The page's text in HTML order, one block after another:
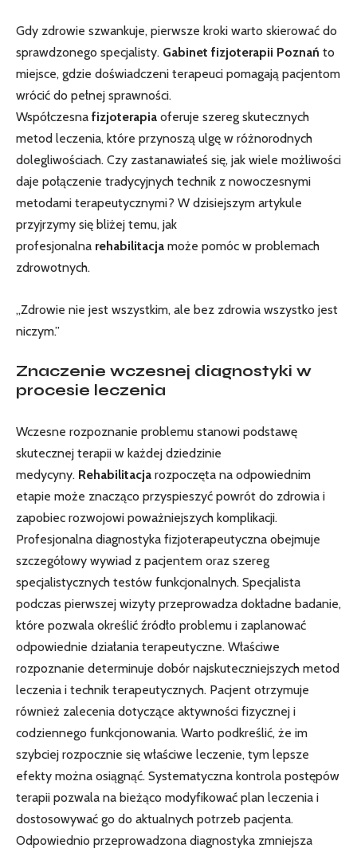
Gdy zdrowie szwankuje, pierwsze kroki warto skierować do
sprawdzonego specjalisty. Gabinet fizjoterapii Poznań to
miejsce, gdzie doświadczeni terapeuci pomagają pacjentom
wrócić do pełnej sprawności.
Współczesna fizjoterapia oferuje szereg skutecznych
metod leczenia, które przynoszą ulgę w różnorodnych
dolegliwościach. Czy zastanawiałeś się, jak wiele możliwości
daje połączenie tradycyjnych technik z nowoczesnymi
metodami terapeutycznymi? W dzisiejszym artykule
przyjrzymy się bliżej temu, jak
profesjonalna rehabilitacja może pomóc w problemach
zdrowotnych.
„Zdrowie nie jest wszystkim, ale bez zdrowia wszystko jest
niczym.”
Znaczenie wczesnej diagnostyki w
procesie leczenia
Wczesne rozpoznanie problemu stanowi podstawę
skutecznej terapii w każdej dziedzinie
medycyny. Rehabilitacja rozpoczęta na odpowiednim
etapie może znacząco przyspieszyć powrót do zdrowia i
zapobiec rozwojowi poważniejszych komplikacji.
Profesjonalna diagnostyka fizjoterapeutyczna obejmuje
szczegółowy wywiad z pacjentem oraz szereg
specjalistycznych testów funkcjonalnych. Specjalista
podczas pierwszej wizyty przeprowadza dokładne badanie,
które pozwala określić źródło problemu i zaplanować
odpowiednie działania terapeutyczne. Właściwe
rozpoznanie determinuje dobór najskuteczniejszych metod
leczenia i technik terapeutycznych. Pacjent otrzymuje
również zalecenia dotyczące aktywności fizycznej i
codziennego funkcjonowania. Warto podkreślić, że im
szybciej rozpocznie się właściwe leczenie, tym lepsze
efekty można osiągnąć. Systematyczna kontrola postępów
terapii pozwala na bieżąco modyfikować plan leczenia i
dostosowywać go do aktualnych potrzeb pacjenta.
Odpowiednio przeprowadzona diagnostyka zmniejsza